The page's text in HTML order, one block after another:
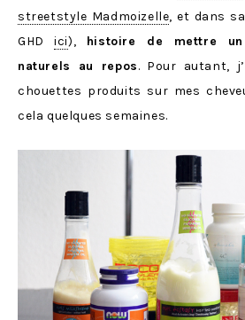
streetstyle Madmoizelle, et dans
GHDici), histoire de mettre
naturels au repos. Pour autant,
chouettes produits sur mes
cela quelques semaines.